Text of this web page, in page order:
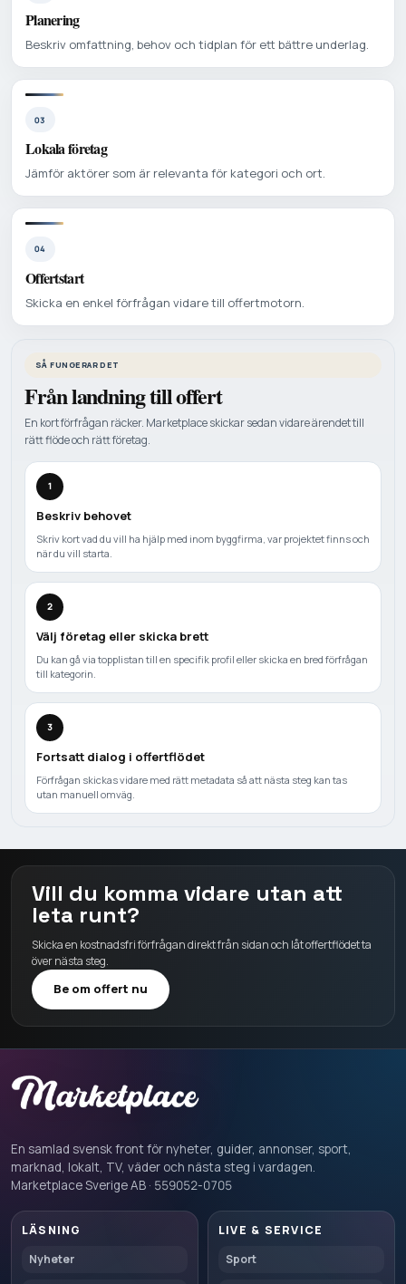
Planering
Beskriv omfattning, behov och tidplan för ett bättre underlag.
03
Lokala företag
Jämför aktörer som är relevanta för kategori och ort.
04
Offertstart
Skicka en enkel förfrågan vidare till offertmotorn.
SÅ FUNGERAR DET
Från landning till offert
En kort förfrågan räcker. Marketplace skickar sedan vidare ärendet till
rätt flöde och rätt företag.
1
Beskriv behovet
Skriv kort vad du vill ha hjälp med inom byggfirma, var projektet finns och
när du vill starta.
2
Välj företag eller skicka brett
Du kan gå via topplistan till en specifik profil eller skicka en bred förfrågan
till kategorin.
3
Fortsatt dialog i offertflödet
Förfrågan skickas vidare med rätt metadata så att nästa steg kan tas
utan manuell omväg.
Vill du komma vidare utan att
leta runt?
Skicka en kostnadsfri förfrågan direkt från sidan och låt offertflödet ta
över nästa steg.
Be om offert nu
En samlad svensk front för nyheter, guider, annonser, sport,
marknad, lokalt, TV, väder och nästa steg i vardagen.
Marketplace Sverige AB · 559052-0705
LÄSNING
Nyheter
LIVE & SERVICE
Sport